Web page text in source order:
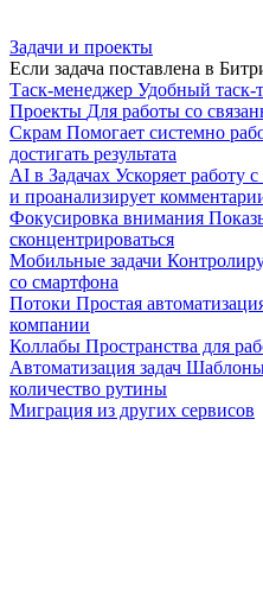
Задачи и проекты
Если задача поставлена в
Таск-менеджер Удобный
Проекты Для работы со
Скрам Помогает системно
достигать результата
AI в Задачах Ускоряет работу
и проанализирует
Фокусировка внимания
сконцентрироваться
Мобильные задачи
со смартфона
Потоки Простая
компании
Коллабы Пространства для
Автоматизация задач Шаблоны
количество рутины
Миграция из других сервисов